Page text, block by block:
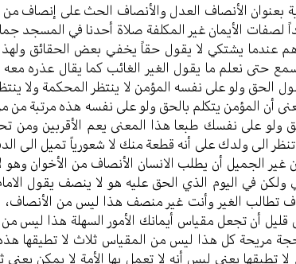
بعنوان الأنصاف العدل والأنصاف الحث على إنصاف
الأيمان غير المكلفة صلاة أحدنا في المسجد
يشتكي لا يقول حقاً يخفي بعض الحقائق ولهذا
حتى نعلم ما يقول الغير الغائب كما يقال عذره
الحق ولو على نفسه المؤمن لا ينتظر المحكمة ولا
أن المؤمن يتكلم بالحق ولو على نفسه هذه مرتبة
ولو على نفسك طبعا هذا المعنى يعم الأقربين ومن
الى ولدك على أنه قطعة منك لا شعورياً تميل الى
الجميل أن يطلب الانسان الأنصاف من الأخوان وهو
في اليوم الذي الحق عليه هو لا ينصف يقول
تطالب الغير وأنت غير منصف هذا ليس من الأنصاف،
قليل أن تجعل مقياس أيمانك الأمور السهلة هذا ليس
مريحة كل هذا ليس من المقياس ثلاث لا تطيقها هذه
تطيقها يعني ليس أنه لا تعمل بها الأمة لا يمكن يعني